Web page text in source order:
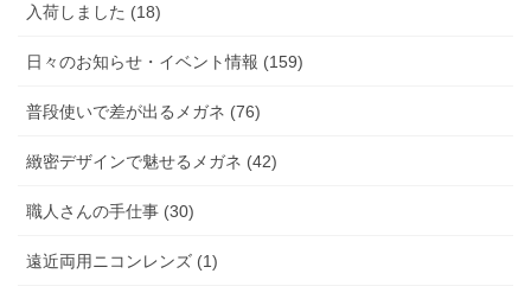
入荷しました (18)
日々のお知らせ・イベント情報 (159)
普段使いで差が出るメガネ (76)
緻密デザインで魅せるメガネ (42)
職人さんの手仕事 (30)
遠近両用ニコンレンズ (1)